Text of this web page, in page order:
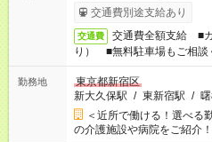
交通費別途支給あり
交通費
交通費全額支給 ■
り） ■無料駐車場もご相談
勤務地
東京都新宿区
新大久保駅 / 東新宿駅 /
＜近所で働ける！選べる
の介護施設や病院をご紹介！